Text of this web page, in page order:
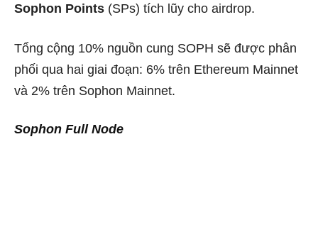
Sophon Points (SPs) tích lũy cho airdrop.
Tổng cộng 10% nguồn cung SOPH sẽ được phân
phối qua hai giai đoạn: 6% trên Ethereum Mainnet
và 2% trên Sophon Mainnet.
Sophon Full Node